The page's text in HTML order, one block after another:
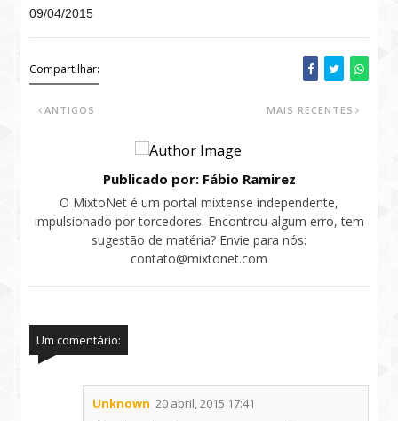
09/04/2015
Compartilhar:
MAIS RECENTES
ANTIGOS
Publicado por: Fábio Ramirez
O MixtoNet é um portal mixtense independente,
impulsionado por torcedores. Encontrou algum erro, tem
sugestão de matéria? Envie para nós:
contato@mixtonet.com
Um comentário:
Unknown 20 abril, 2015 17:41